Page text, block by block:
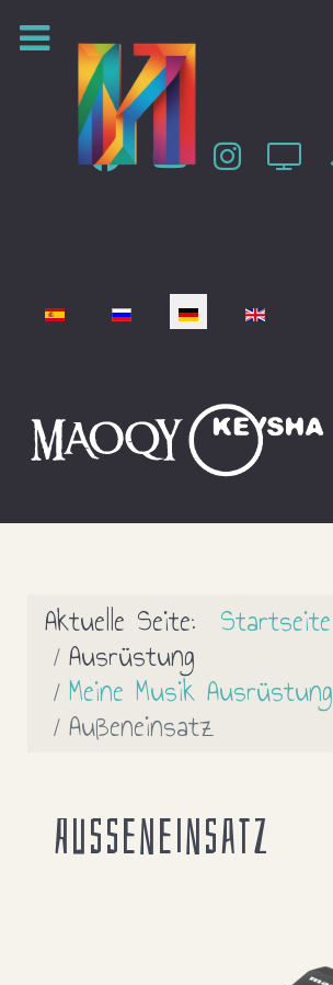
Sprache auswählen
Aktuelle Seite: Startseite
Ausrüstung
Meine Musik Ausrüstung
Außeneinsatz
Ausseneinsatz